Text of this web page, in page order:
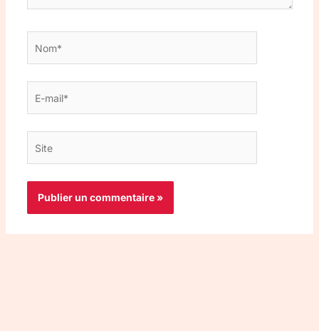
mail*